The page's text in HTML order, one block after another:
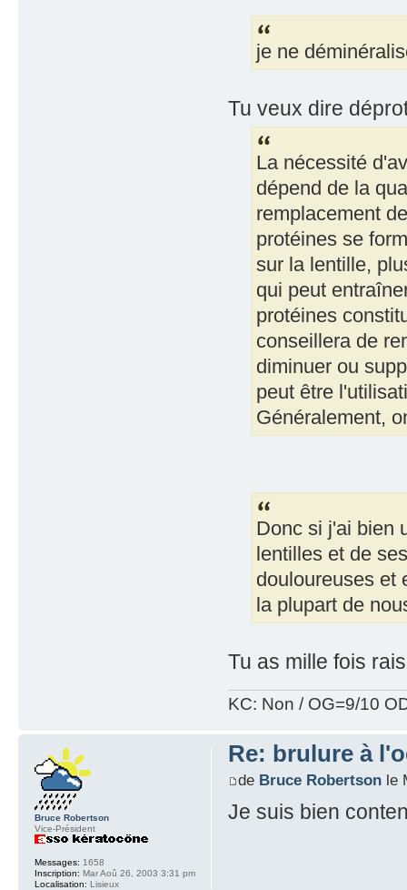
je ne
Tu veux dire
La nécessité
dépend de la
remplacement
protéines se
sur la lentille,
qui peut
protéines
conseillera de
diminuer ou
peut être
Généralement,
Donc si j'ai bien
lentilles et de
douloureuses et
la plupart de
Tu as mille fois
KC: Non / OG=9/10
Re: brulure à
de Bruce Robertsonle
Je suis bien
Bruce Robertson
Vice-Président
Messages: 1658
Inscription: Mar Aoû 26, 2003 3:31 pm
Localisation: Lisieux